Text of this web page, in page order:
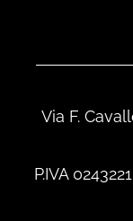
Via F.
P.IVA